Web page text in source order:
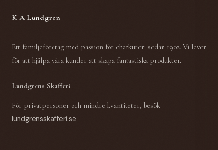
K A Lundgren
Ett familjeföretag med passion för charkuteri sedan 1902. Vi lever
för att hjälpa våra kunder att skapa fantastiska produkter.
Lundgrens Skafferi
För privatpersoner och mindre kvantiteter, besök
lundgrensskafferi.se